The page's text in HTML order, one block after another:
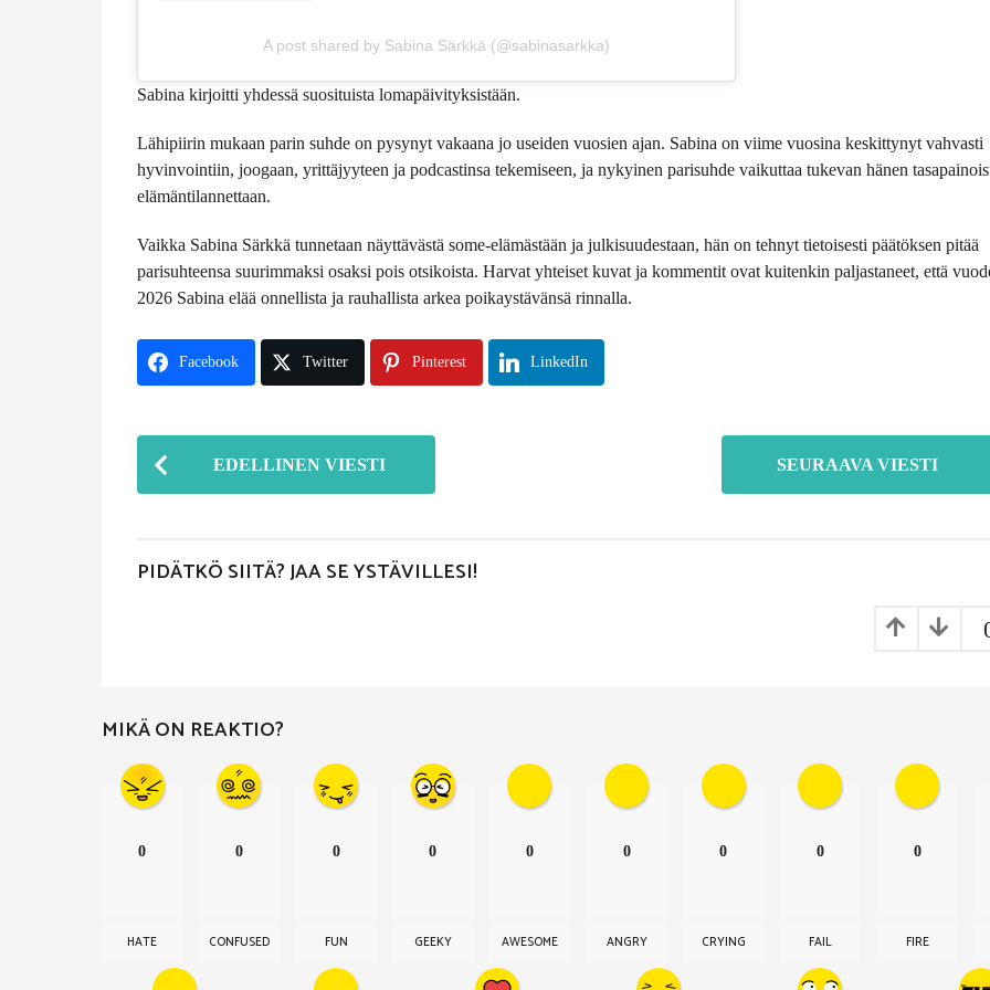
A post shared by Sabina Särkkä (@sabinasarkka)
Sabina kirjoitti yhdessä suosituista lomapäivityksistään.
Lähipiirin mukaan parin suhde on pysynyt vakaana jo useiden vuosien ajan. Sabina on viime vuosina keskittynyt vahvasti
hyvinvointiin, joogaan, yrittäjyyteen ja podcastinsa tekemiseen, ja nykyinen parisuhde vaikuttaa tukevan hänen
elämäntilannettaan.
Vaikka Sabina Särkkä tunnetaan näyttävästä some-elämästään ja julkisuudestaan, hän on tehnyt tietoisesti päätöksen pitää
parisuhteensa suurimmaksi osaksi pois otsikoista. Harvat yhteiset kuvat ja kommentit ovat kuitenkin paljastaneet, että
2026 Sabina elää onnellista ja rauhallista arkea poikaystävänsä rinnalla.
Facebook Twitter Pinterest LinkedIn
o
t
n
a
t
i
EDELLINEN VIESTI SEURAAVA VIESTI
PIDÄTKÖ SIITÄ? JAA SE YSTÄVILLESI!
MIKÄ ON REAKTIO?
0
HATE
0
CONFUSED
0
FUN
0
GEEKY
0
AWESOME
0
ANGRY
0
CRYING
0
FAIL
0
FIRE